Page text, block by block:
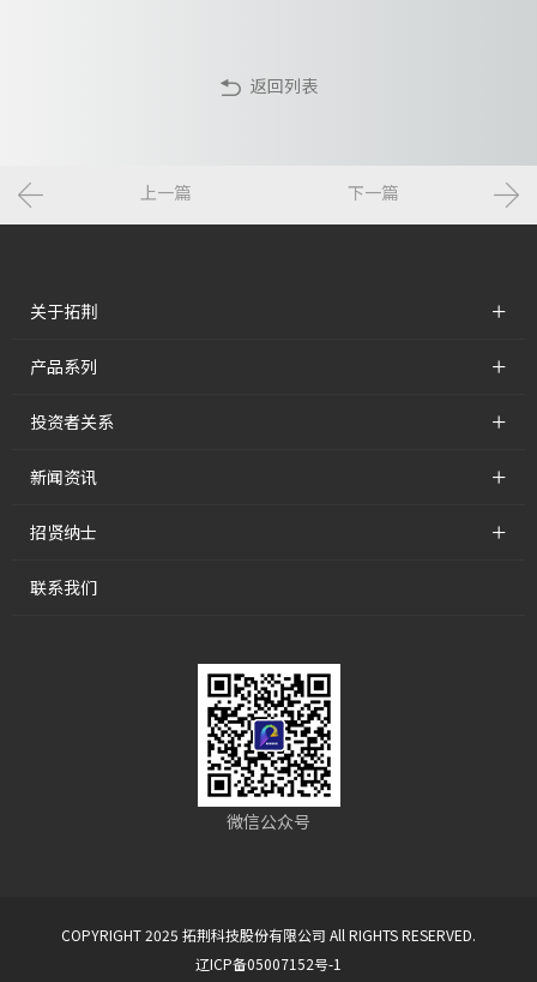
返回列表
上一篇 下一篇
关于拓荆 +
产品系列 +
投资者关系 +
新闻资讯 +
招贤纳士 +
联系我们
微信公众号
COPYRIGHT 2025 拓荆科技股份有限公司 All RIGHTS RESERVED.
辽ICP备05007152号-1